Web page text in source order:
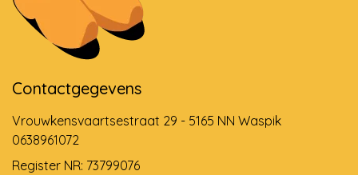
Contactgegevens
Vrouwkensvaartsestraat 29 - 5165 NN Waspik
0638961072
Register NR: 73799076